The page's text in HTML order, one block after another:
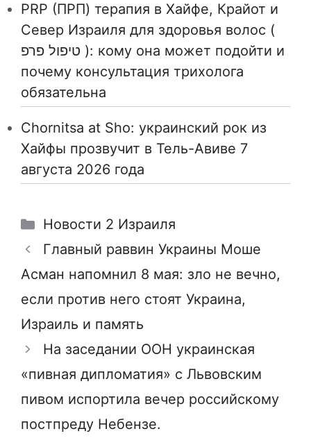
PRP (ПРП) терапия в Хайфе, Крайот и
Север Израиля для здоровья волос (
טיפול פרפ ): кому она может подойти и
почему консультация трихолога
обязательна
Chornitsa at Sho: украинский рок из
Хайфы прозвучит в Тель-Авиве 7
августа 2026 года
Рубрики
Новости 2 Израиля
Главный раввин Украины Моше
Асман напомнил 8 мая: зло не вечно,
если против него стоят Украина,
Израиль и память
На заседании ООН украинская
«пивная дипломатия» с Львовским
пивом испортила вечер российскому
постпреду Небензе.